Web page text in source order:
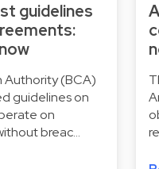
guidelines
Authority (BCA)
guidelines on
on
breac…